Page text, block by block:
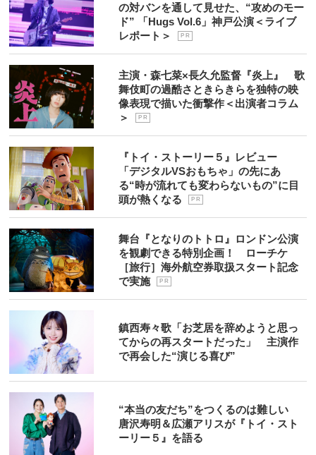
の対バンを通して見せた、“攻めのモー
ド” 「Hugs Vol.6」神戸公演＜ライブ
レポート＞
P R
主演・森七菜×長久允監督『炎上』 歌
舞伎町の過酷さときらきらを独特の映
像表現で描いた衝撃作＜出演者コラム
＞
P R
『トイ・ストーリー５』レビュー
「デジタルVSおもちゃ」の先にあ
る“時が流れても変わらないもの”に目
頭が熱くなる
P R
舞台『となりのトトロ』ロンドン公演
を観劇できる特別企画！ ローチケ
［旅行］海外航空券取扱スタート記念
で実施
P R
鎮西寿々歌「お芝居を辞めようと思っ
てからの再スタートだった」 主演作
で再会した“演じる喜び”
“本当の友だち”をつくるのは難しい
唐沢寿明＆広瀬アリスが『トイ・スト
ーリー５』を語る